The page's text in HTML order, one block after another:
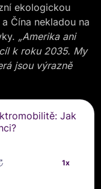
ekologickou
Čína nekladou na
„Amerika ani
k roku 2035. My
jsou výrazně